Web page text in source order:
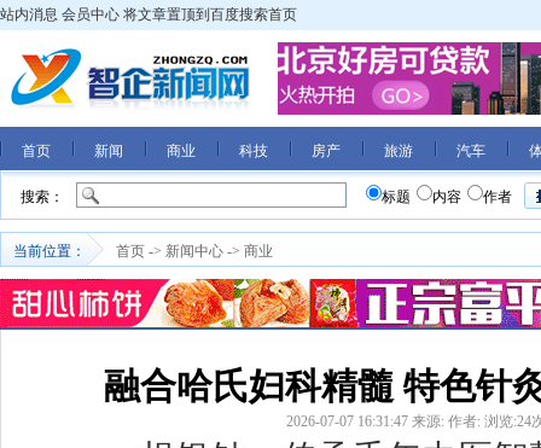
站内消息 会员中心 将文章置顶到百度搜索首页
首页 新闻 商业 科技 房产 旅游 汽车
搜索： 标题 内容 作者
当前位置： 首页 -> 新闻中心 -> 商业
融合哈氏妇科精髓 特色针
2026-07-07 16:31:47 来源: 作者: 浏览:24